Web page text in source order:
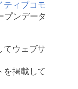
ティブコモ
プンデータ
てウェブサ
を掲載して